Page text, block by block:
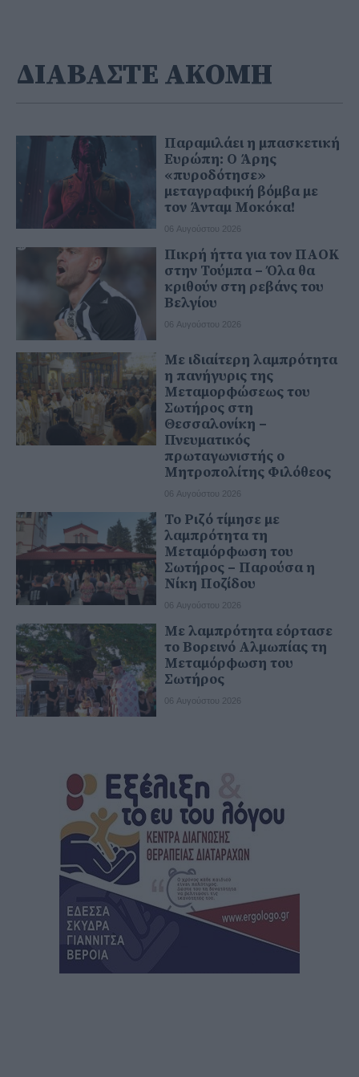
ΔΙΑΒΑΣΤΕ ΑΚΟΜΗ
Παραμιλάει η μπασκετική
Ευρώπη: Ο Άρης
«πυροδότησε»
μεταγραφική βόμβα με
τον Άνταμ Μοκόκα!
06 Αυγούστου 2026
Πικρή ήττα για τον ΠΑΟΚ
στην Τούμπα – Όλα θα
κριθούν στη ρεβάνς του
Βελγίου
06 Αυγούστου 2026
Με ιδιαίτερη λαμπρότητα
η πανήγυρις της
Μεταμορφώσεως του
Σωτήρος στη
Θεσσαλονίκη –
Πνευματικός
πρωταγωνιστής ο
Μητροπολίτης Φιλόθεος
06 Αυγούστου 2026
Το Ριζό τίμησε με
λαμπρότητα τη
Μεταμόρφωση του
Σωτήρος – Παρούσα η
Νίκη Ποζίδου
06 Αυγούστου 2026
Με λαμπρότητα εόρτασε
το Βορεινό Αλμωπίας τη
Μεταμόρφωση του
Σωτήρος
06 Αυγούστου 2026